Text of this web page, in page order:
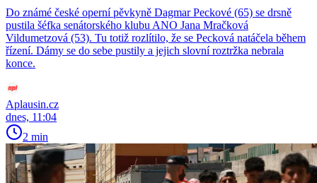
Do známé české operní pěvkyně Dagmar Peckové (65) se drsně
pustila šéfka senátorského klubu ANO Jana Mračková
Vildumetzová (53). Tu totiž rozlítilo, že se Pecková natáčela během
řízení. Dámy se do sebe pustily a jejich slovní roztržka nebrala
konce.
Aplausin.cz
dnes, 11:04
2 min